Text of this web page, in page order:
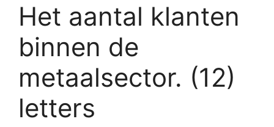
Het aantal klanten
binnen de
metaalsector. (12)
letters